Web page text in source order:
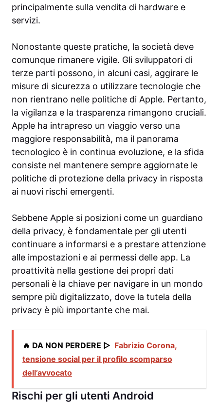
principalmente sulla vendita di hardware e
servizi.
Nonostante queste pratiche, la società deve
comunque rimanere vigile. Gli sviluppatori di
terze parti possono, in alcuni casi, aggirare le
misure di sicurezza o utilizzare tecnologie che
non rientrano nelle politiche di Apple. Pertanto,
la vigilanza e la trasparenza rimangono cruciali.
Apple ha intrapreso un viaggio verso una
maggiore responsabilità, ma il panorama
tecnologico è in continua evoluzione, e la sfida
consiste nel mantenere sempre aggiornate le
politiche di protezione della privacy in risposta
ai nuovi rischi emergenti.
Sebbene Apple si posizioni come un guardiano
della privacy, è fondamentale per gli utenti
continuare a informarsi e a prestare attenzione
alle impostazioni e ai permessi delle app. La
proattività nella gestione dei propri dati
personali è la chiave per navigare in un mondo
sempre più digitalizzato, dove la tutela della
privacy è più importante che mai.
🔥 DA NON PERDERE ▷ Fabrizio Corona,
tensione social per il profilo scomparso
dell’avvocato
Rischi per gli utenti Android